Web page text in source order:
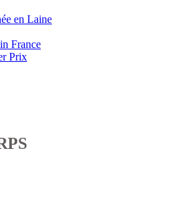
en Laine
France
Prix